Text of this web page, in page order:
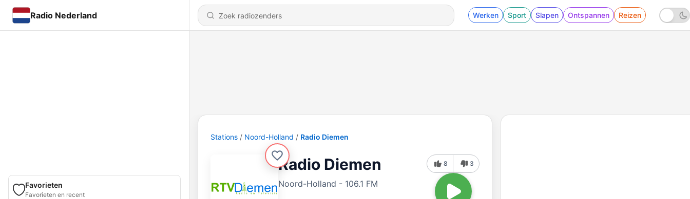
Radio Nederland Werken Sport Slapen Ontspannen Reizen
Favorieten
Favorieten en recent
Stations Noord-Holland Radio Diemen
Radio Diemen
Noord-Holland - 106.1 FM
8 3